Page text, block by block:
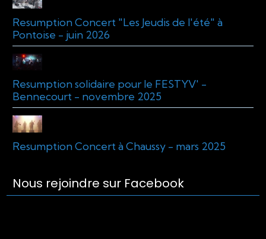
Resumption Concert "Les Jeudis de l'été" à
Pontoise - juin 2026
Resumption solidaire pour le FESTYV' -
Bennecourt - novembre 2025
Resumption Concert à Chaussy - mars 2025
Nous rejoindre sur Facebook